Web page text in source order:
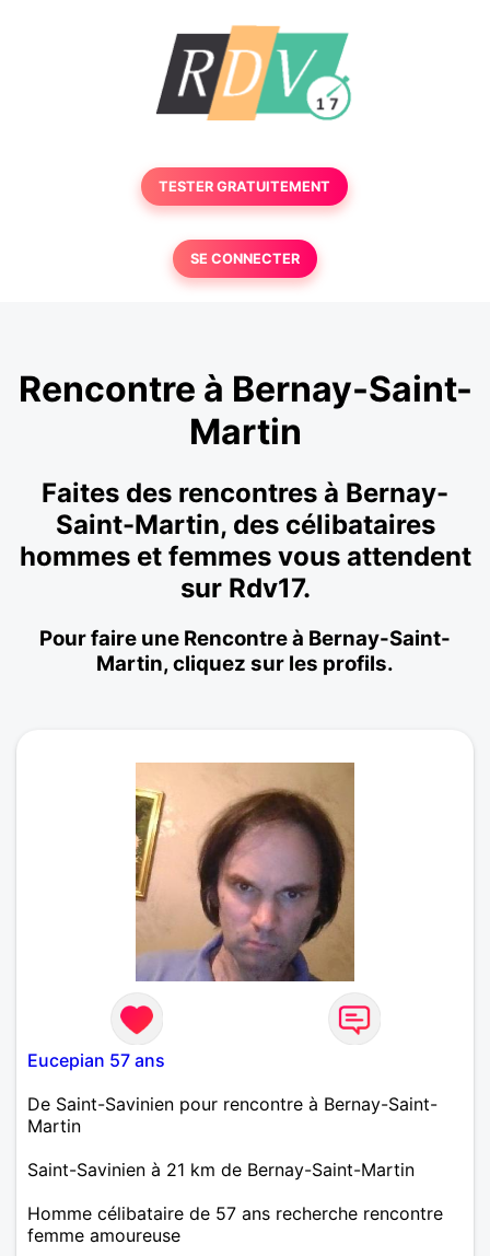
TESTER GRATUITEMENT
SE CONNECTER
Rencontre à Bernay-Saint-
Martin
Faites des rencontres à Bernay-
Saint-Martin, des célibataires
hommes et femmes vous attendent
sur Rdv17.
Pour faire une Rencontre à Bernay-Saint-
Martin, cliquez sur les profils.
Eucepian 57 ans
De Saint-Savinien pour rencontre à Bernay-Saint-
Martin
Saint-Savinien à 21 km de Bernay-Saint-Martin
Homme célibataire de 57 ans recherche rencontre
femme amoureuse